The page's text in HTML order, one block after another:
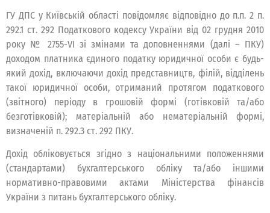
ГУ ДПС у Київській області повідомляє відповідно до п.п. 2 п.
292.1 ст. 292 Податкового кодексу України від 02 грудня 2010
року № 2755-VI зі змінами та доповненнями (далі – ПКУ)
доходом платника єдиного податку юридичної особи є будь-
який дохід, включаючи дохід представництв, філій, відділень
такої юридичної особи, отриманий протягом податкового
(звітного) періоду в грошовій формі (готівковій та/або
безготівковій); матеріальній або нематеріальній формі,
визначеній п. 292.3 ст. 292 ПКУ.
Дохід обліковується згідно з національними положеннями
(стандартами) бухгалтерського обліку та/або іншими
нормативно-правовими актами Міністерства фінансів
України з питань бухгалтерського обліку.